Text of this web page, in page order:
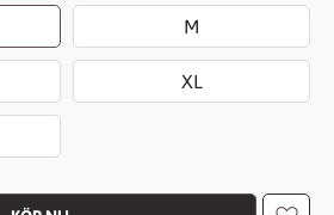
M
XL